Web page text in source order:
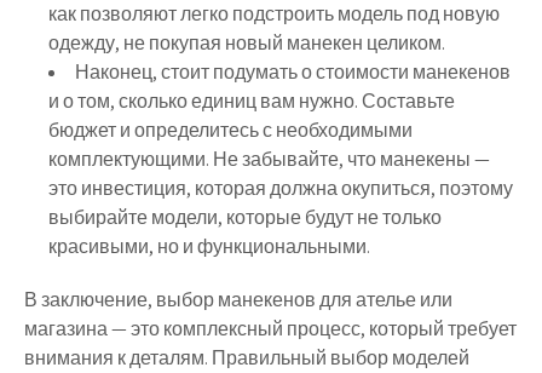
как позволяют легко подстроить модель под новую
одежду, не покупая новый манекен целиком.
Наконец, стоит подумать о стоимости манекенов
и о том, сколько единиц вам нужно. Составьте
бюджет и определитесь с необходимыми
комплектующими. Не забывайте, что манекены —
это инвестиция, которая должна окупиться, поэтому
выбирайте модели, которые будут не только
красивыми, но и функциональными.
В заключение, выбор манекенов для ателье или
магазина — это комплексный процесс, который требует
внимания к деталям. Правильный выбор моделей